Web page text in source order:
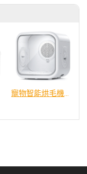
寵物智能烘毛機75L